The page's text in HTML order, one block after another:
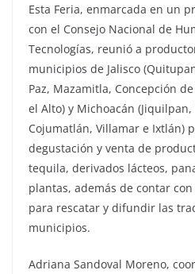
Esta Feria, enmarcada en un
con el Consejo Nacional de
Tecnologías, reunió a
municipios de Jalisco
Paz, Mazamitla, Concepción
el Alto) y Michoacán
Cojumatlán, Villamar e Ixtlán)
degustación y venta de
tequila, derivados lácteos,
plantas, además de contar
para rescatar y difundir las
municipios.
Adriana Sandoval Moreno,